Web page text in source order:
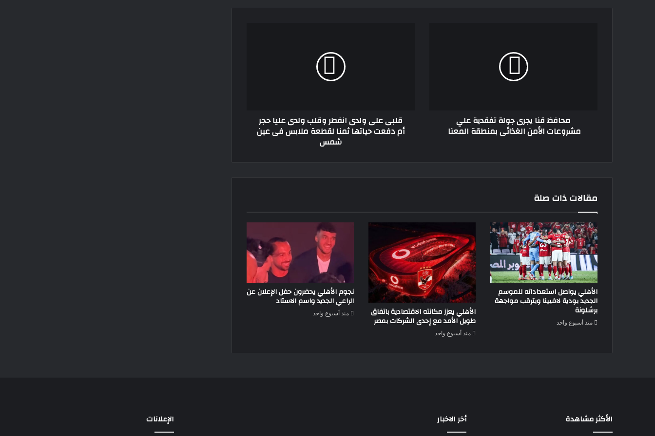
لاعبو الزمالك يطالبون بحسم موعد بداية
محافظ قنا يجرى جولة تفقدية علي
مشروعات الأمن الغذائى بمنطقة المعنا
دفعت
حياتها
قلبى على ولدى انفطر وقلب ولدى عليا حجر
أم دفعت حياتها ثمنا لقطعة ملابس فى عين
شمس
مقالات ذات صلة
الأهلي يواصل استعداداته للموسم
الجديد بودية لافيينا ويترقب مواجهة
برشلونة
منذ أسبوع واحد
الأهلي يعزز مكانته الاقتصادية باتفاق
طويل الأمد مع إحدى الشركات بمصر
منذ أسبوع واحد
نجوم الأهلي يحضرون حفل الإعلان عن
الراعي الجديد واسم الاستاد
منذ أسبوع واحد
الأكثر مشاهدة أخر الاخبار الإعلانات